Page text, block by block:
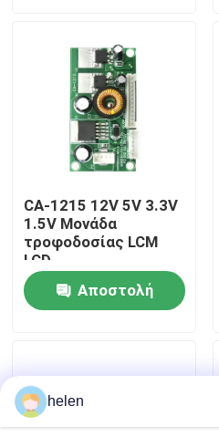
Επισκεψή εργοστασίου
Έλεγχος Ποιότητας
Επικοινωνήστε μαζί μας
Ειδήσεις
Υποθέσεις
Μονάδα πίνακα ενισχυτή
CA-1215 12V 5V 3.3V
1.5V Μονάδα
τροφοδοσίας LCM
LCD
Αποστολή
helen